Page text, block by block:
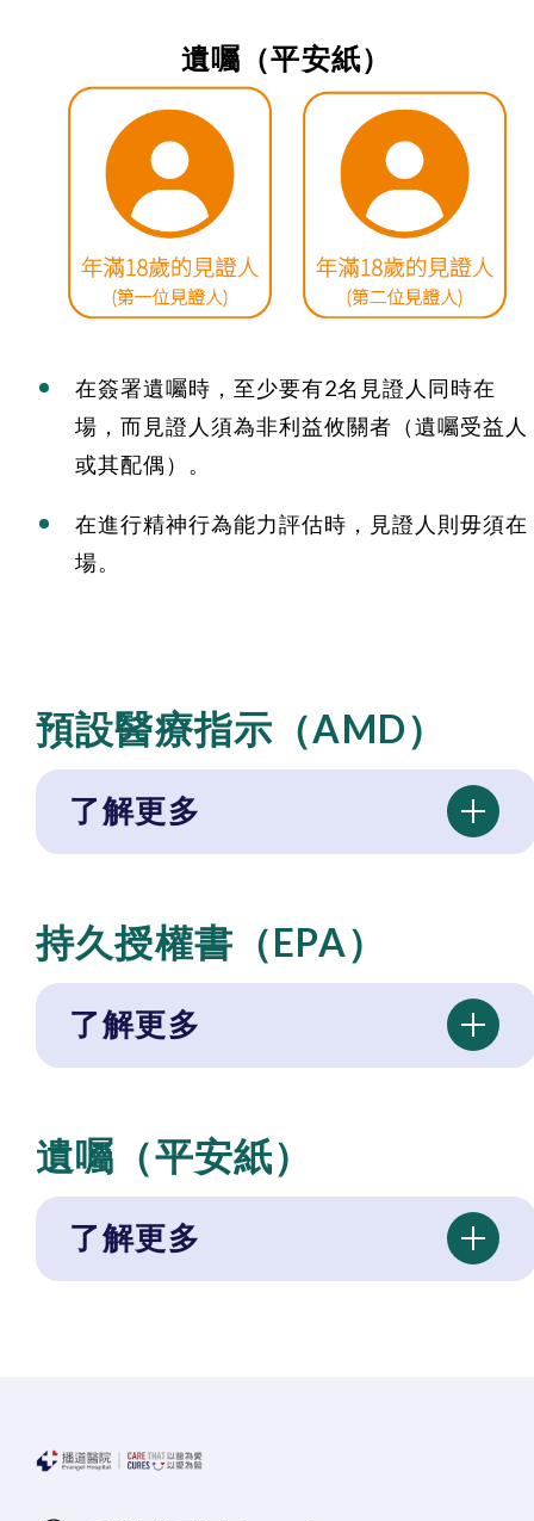
遺囑（平安紙）
在簽署遺囑時，至少要有2名見證人同時在
場，而見證人須為非利益攸關者（遺囑受益人
或其配偶）。
在進行精神行為能力評估時，見證人則毋須在
場。
預設醫療指示（AMD）
了解更多
持久授權書（EPA）
了解更多
遺囑（平安紙）
了解更多